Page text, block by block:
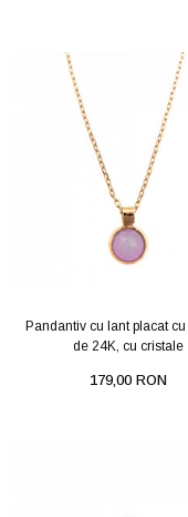
Pandantiv cu lant placat
de 24K, cu cristale
179,00 RON